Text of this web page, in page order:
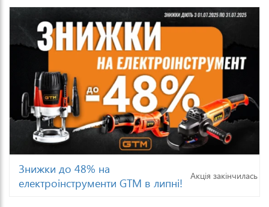
Знижки до 48% на
електроінструменти GTM в липні!
Акція закінчилась